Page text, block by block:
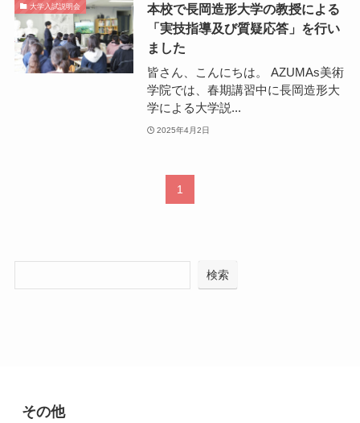
大学入試説明会
本校で長岡造形大学の教授による
「実技指導及び質疑応答」を行い
ました
皆さん、こんにちは。 AZUMAs美術
学院では、春期講習中に長岡造形大
学による大学説...
2025年4月2日
1
検索
その他